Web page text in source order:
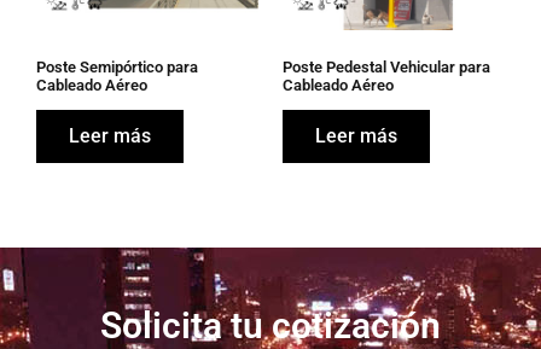
Poste Semipórtico para
Cableado Aéreo
Leer más
Poste Pedestal Vehicular para
Cableado Aéreo
Leer más
Solicita tu cotización